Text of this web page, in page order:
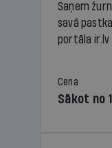
Saņem
savā
portāla
Cena
Sākot no